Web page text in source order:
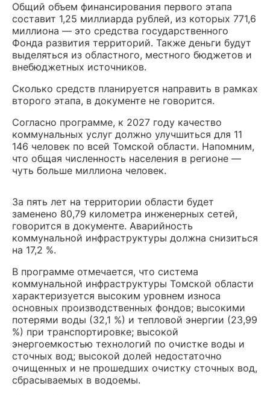
Общий объем финансирования первого этапа
составит 1,25 миллиарда рублей, из которых 771,6
миллиона — это средства государственного
Фонда развития территорий. Также деньги будут
выделяться из областного, местного бюджетов и
внебюджетных источников.
Сколько средств планируется направить в рамках
второго этапа, в документе не говорится.
Согласно программе, к 2027 году качество
коммунальных услуг должно улучшиться для 11
146 человек по всей Томской области. Напомним,
что общая численность населения в регионе —
чуть больше миллиона человек.
За пять лет на территории области будет
заменено 80,79 километра инженерных сетей,
говорится в документе. Аварийность
коммунальной инфраструктуры должна снизиться
на 17,2 %.
В программе отмечается, что система
коммунальной инфраструктуры Томской области
характеризуется высоким уровнем износа
основных производственных фондов; высокими
потерями воды (32,1 %) и тепловой энергии (23,99
%) при транспортировке; высокой
энергоемкостью технологий по очистке воды и
сточных вод; высокой долей недостаточно
очищенных и не прошедших очистку сточных вод,
сбрасываемых в водоемы.